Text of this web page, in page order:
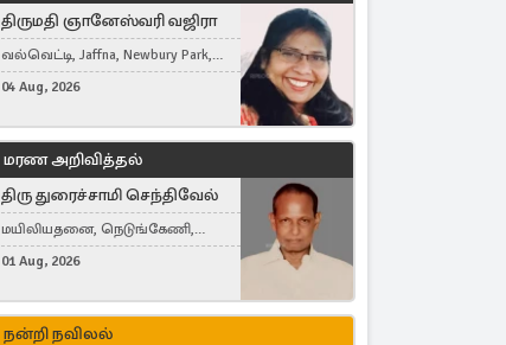
திருமதி ஞானேஸ்வரி வஜிரா
வல்வெட்டி, Jaffna, Newbury Park,
United Kingdom
04 Aug, 2026
மரண அறிவித்தல்
திரு துரைச்சாமி செந்திவேல்
மயிலியதனை, நெடுங்கேணி,
கம்பர்மலை
01 Aug, 2026
நன்றி நவிலல்